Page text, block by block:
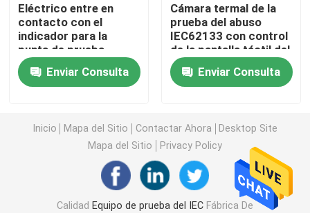
equipo de prueba ligero llevado
Punta de prueba del finger de la prueba
Equipo de prueba de la batería de EV
Indicadores de prueba
Eléctrico entre en
contacto con el
indicador para la
punta de prueba
Enviar Consulta
Cámara termal de la
prueba del abuso
IEC62133 con control
de la pantalla táctil del
PLC
Enviar Consulta
Inicio Mapa del Sitio Contactar Ahora
Desktop Site
Mapa del Sitio
Privacy Policy
Calidad Equipo de prueba del IECFábrica De